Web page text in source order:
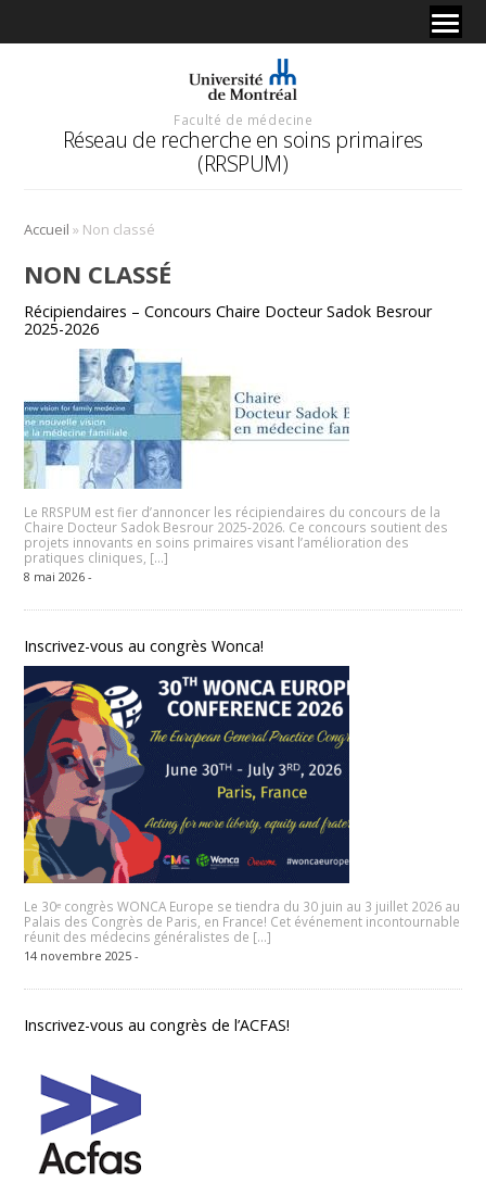
Faculté de médecine
Réseau de recherche en soins primaires
(RRSPUM)
Accueil » Non classé
NON CLASSÉ
Récipiendaires – Concours Chaire Docteur Sadok Besrour
2025-2026
Le RRSPUM est fier d’annoncer les récipiendaires du concours de la
Chaire Docteur Sadok Besrour 2025-2026. Ce concours soutient des
projets innovants en soins primaires visant l’amélioration des
pratiques cliniques, […]
8 mai 2026 -
Inscrivez-vous au congrès Wonca!
Le 30ᵉ congrès WONCA Europe se tiendra du 30 juin au 3 juillet 2026 au
Palais des Congrès de Paris, en France! Cet événement incontournable
réunit des médecins généralistes de […]
14 novembre 2025 -
Inscrivez-vous au congrès de l’ACFAS!